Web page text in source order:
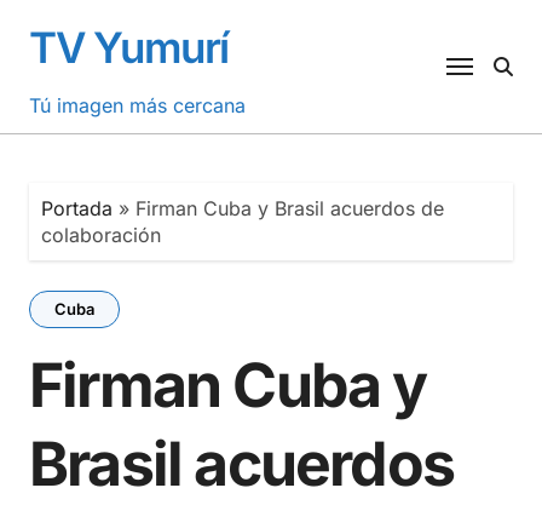
contenido
TV Yumurí
Tú imagen más cercana
Portada » Firman Cuba y Brasil acuerdos de
colaboración
Cuba
Firman Cuba y
Brasil acuerdos